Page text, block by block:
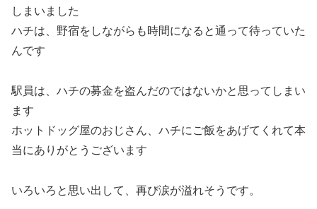
しまいました
ハチは、野宿をしながらも時間になると通って待っていた
んです
駅員は、ハチの募金を盗んだのではないかと思ってしまい
ます
ホットドッグ屋のおじさん、ハチにご飯をあげてくれて本
当にありがとうございます
いろいろと思い出して、再び涙が溢れそうです。